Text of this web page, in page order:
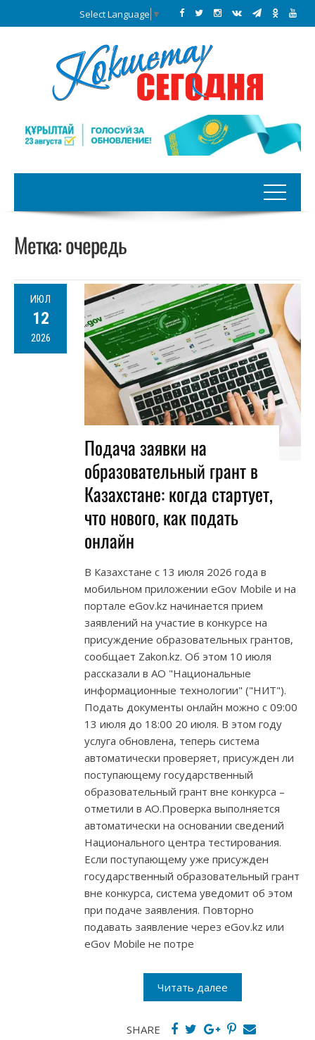
Select Language ▼
Метка:очередь
ИЮЛ
12
2026
Подача заявки на
образовательный грант в
Казахстане: когда стартует,
что нового, как подать
онлайн
В Казахстане с 13 июля 2026 года в
мобильном приложении eGov Mobile и на
портале eGov.kz начинается прием
заявлений на участие в конкурсе на
присуждение образовательных грантов,
сообщает Zakon.kz. Об этом 10 июля
рассказали в АО "Национальные
информационные технологии" ("НИТ").
Подать документы онлайн можно с 09:00
13 июля до 18:00 20 июля. В этом году
услуга обновлена, теперь система
автоматически проверяет, присужден ли
поступающему государственный
образовательный грант вне конкурса –
отметили в АО.Проверка выполняется
автоматически на основании сведений
Национального центра тестирования.
Если поступающему уже присужден
государственный образовательный грант
вне конкурса, система уведомит об этом
при подаче заявления. Повторно
подавать заявление через eGov.kz или
eGov Mobile не потре
Читать далее
SHARE